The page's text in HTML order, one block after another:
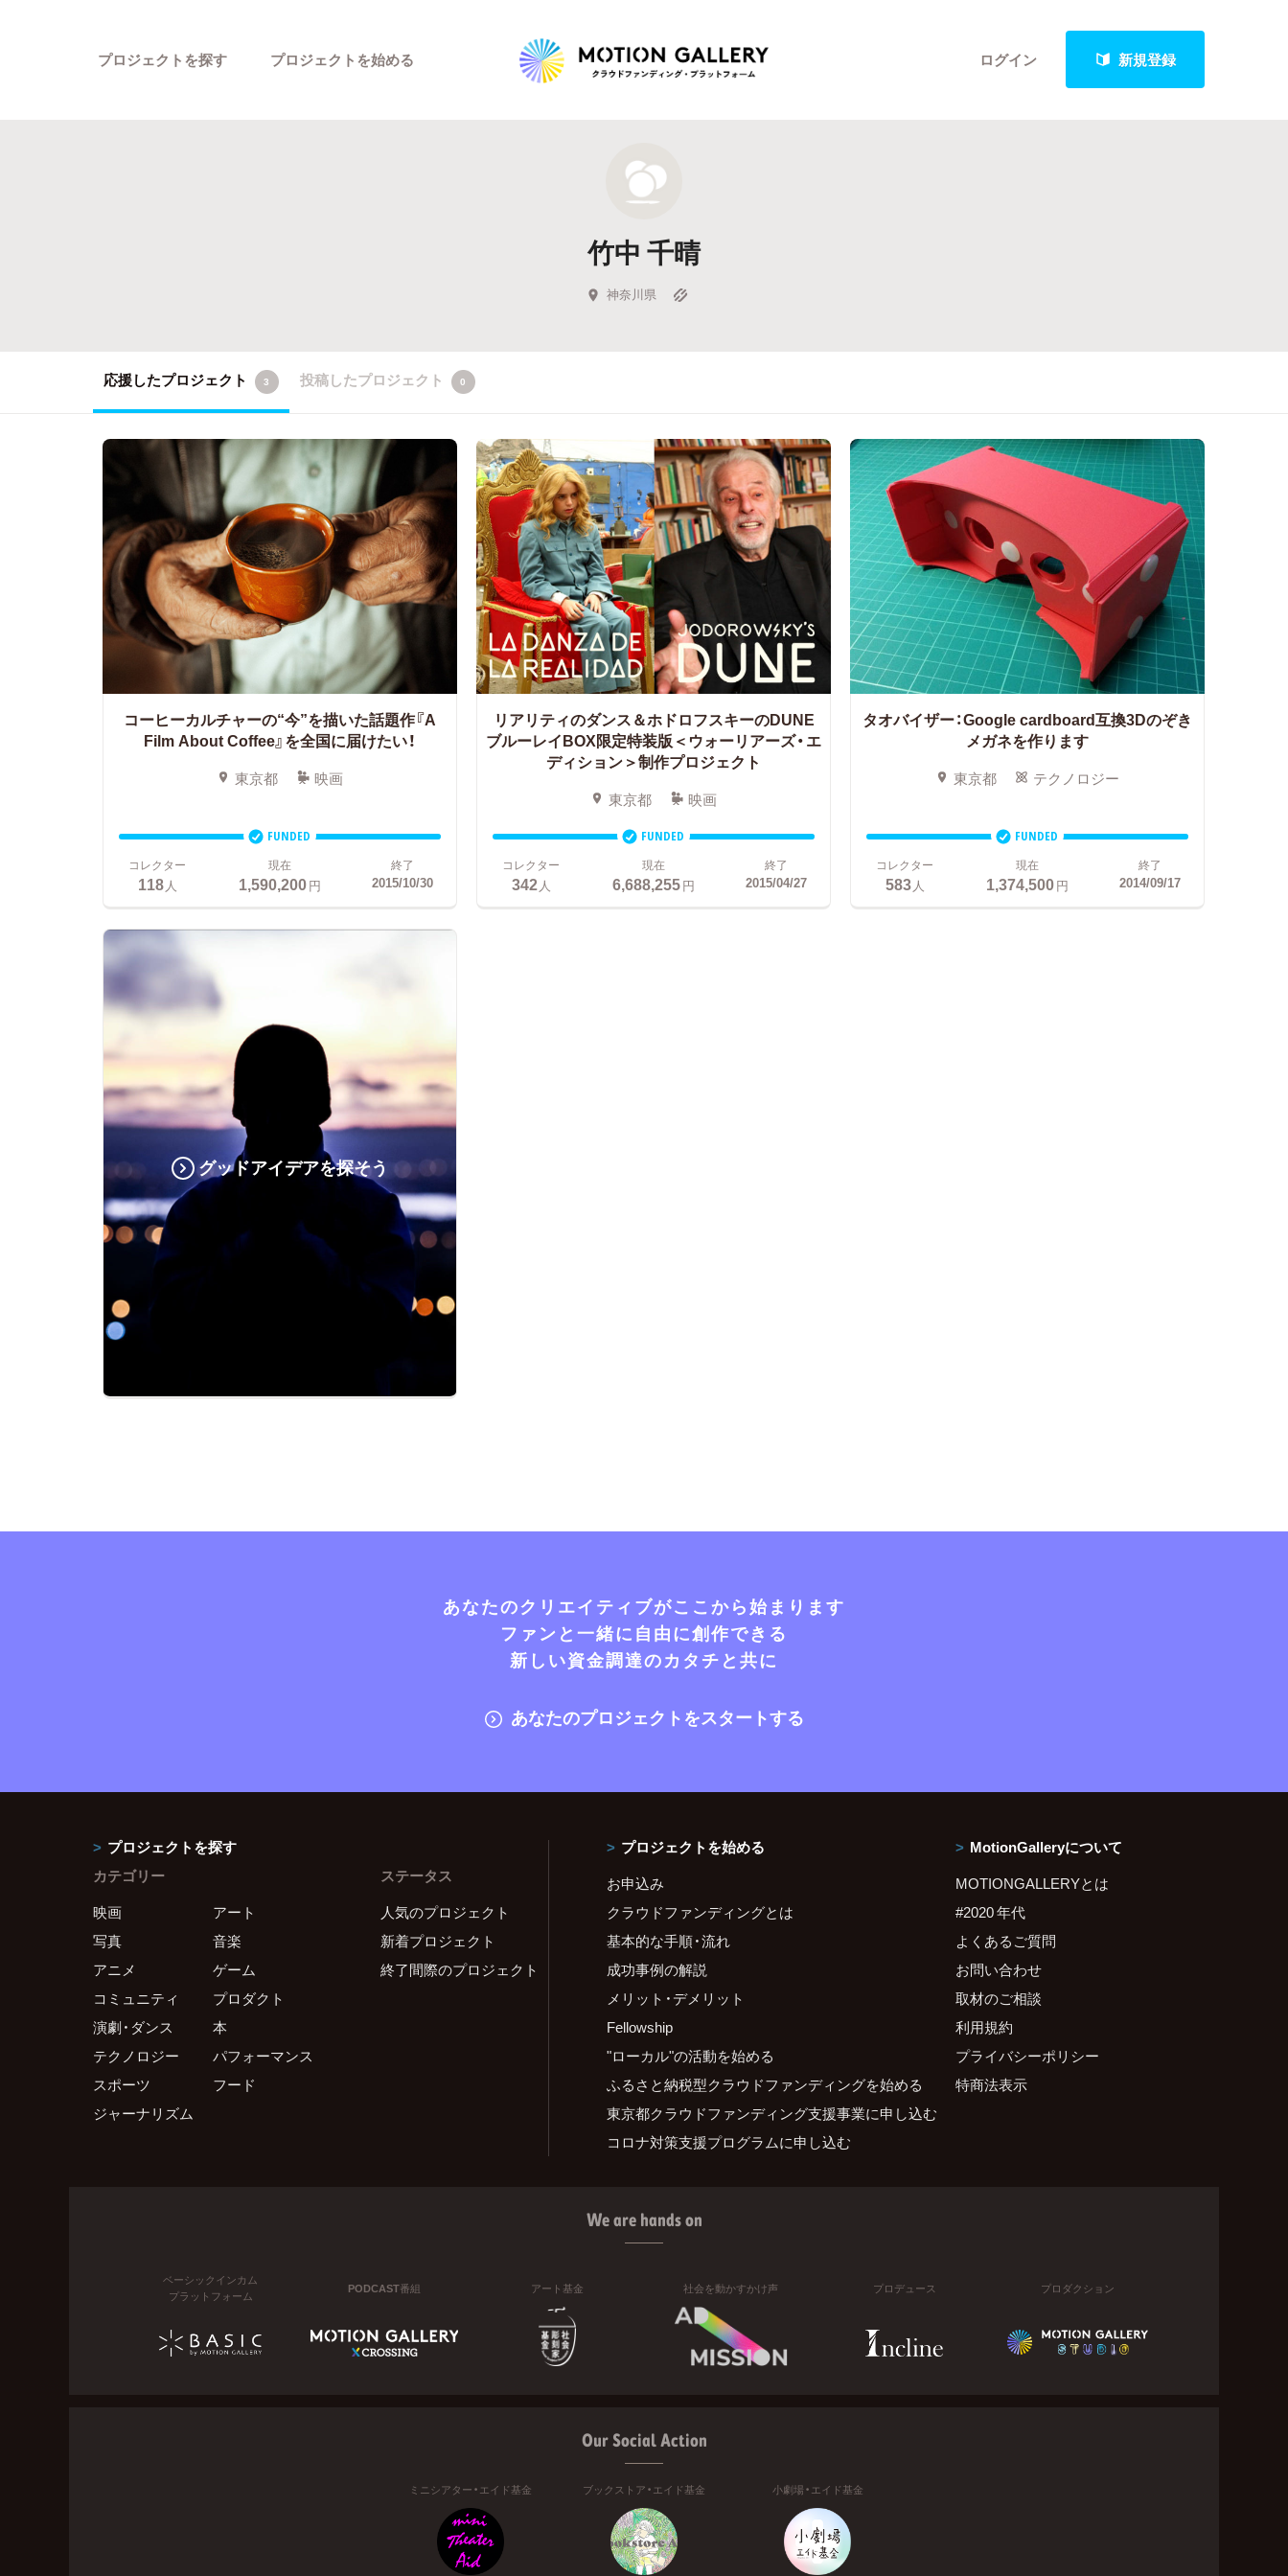
ログイン 新規登録
プロジェクトを探す
新着プロジェクト
Feature
キュレーターから探す
プロジェクトを始める
竹中 千晴
神奈川県
応援したプロジェクト 3 投稿したプロジェクト 0
コーヒーカルチャーの“今”を描いた話題作『A
Film About Coffee』を全国に届けたい！
東京都 映画
FUNDED
コレクター
118人
現在
1,590,200円
終了
2015/10/30
リアリティのダンス＆ホドロフスキーのDUNE
ブルーレイBOX限定特装版＜ウォーリアーズ・エ
ディション＞制作プロジェクト
東京都 映画
FUNDED
コレクター
342人
現在
6,688,255円
終了
2015/04/27
タオバイザー：Google cardboard互換3Dのぞき
メガネを作ります
東京都 テクノロジー
FUNDED
コレクター
583人
現在
1,374,500円
終了
2014/09/17
グッドアイデアを探そう
あなたのクリエイティブがここから始まります
ファンと一緒に自由に創作できる
新しい資金調達のカタチと共に
あなたのプロジェクトをスタートする
プロジェクトを探す
カテゴリー
映画
アート
写真
音楽
アニメ
ゲーム
コミュニティ
プロダクト
演劇・ダンス
本
テクノロジー
パフォーマンス
スポーツ
フード
ジャーナリズム
ステータス
人気のプロジェクト
新着プロジェクト
終了間際のプロジェクト
プロジェクトを始める
お申込み
クラウドファンディングとは
基本的な手順・流れ
成功事例の解説
メリット・デメリット
Fellowship
"ローカル"の活動を始める
ふるさと納税型クラウドファンディングを始める
東京都クラウドファンディング支援事業に申し込む
コロナ対策支援プログラムに申し込む
MotionGalleryについて
MOTIONGALLERYとは
#2020 年代
よくあるご質問
お問い合わせ
取材のご相談
利用規約
プライバシーポリシー
特商法表示
We are hands on
ベーシックインカム
プラットフォーム
PODCAST番組 アート基金 社会を動かすかけ声 プロデュース プロダクション
Our Social Action
ミニシアター・エイド基金 ブックストア・エイド基金 小劇場・エイド基金